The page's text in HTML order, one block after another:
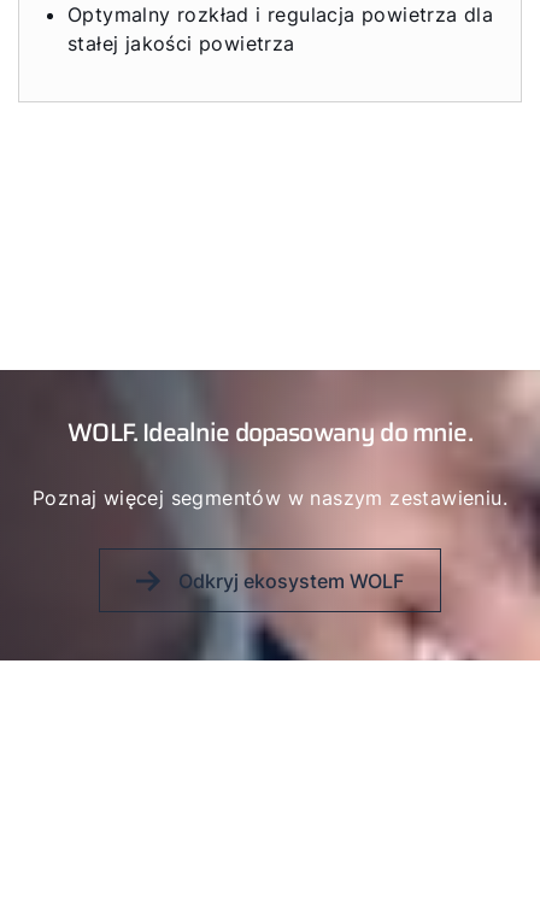
Optymalny rozkład i regulacja powietrza dla
stałej jakości powietrza
WOLF. Idealnie dopasowany do mnie.
Poznaj więcej segmentów w naszym zestawieniu.
Odkryj ekosystem WOLF